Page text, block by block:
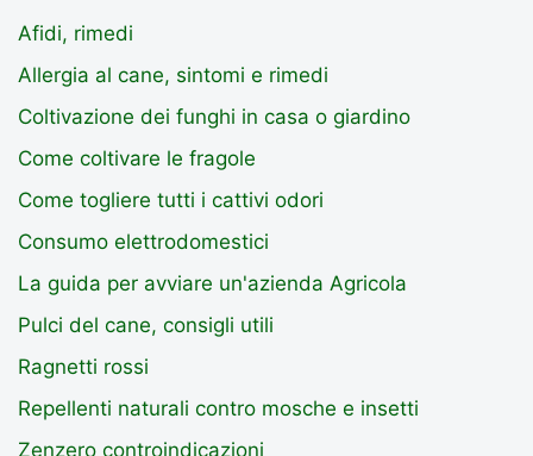
Afidi, rimedi
Allergia al cane, sintomi e rimedi
Coltivazione dei funghi in casa o giardino
Come coltivare le fragole
Come togliere tutti i cattivi odori
Consumo elettrodomestici
La guida per avviare un'azienda Agricola
Pulci del cane, consigli utili
Ragnetti rossi
Repellenti naturali contro mosche e insetti
Zenzero controindicazioni